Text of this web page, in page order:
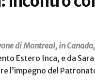
di Montreal, in
Estero Inca, e da
l’impegno del